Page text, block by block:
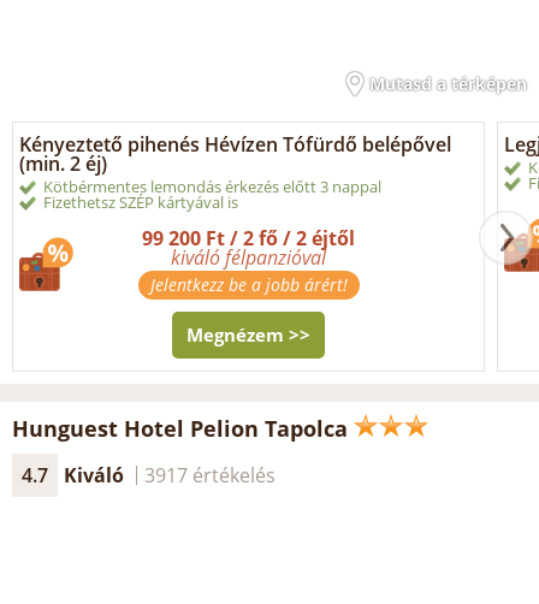
Mutasd a térképen
Kényeztető pihenés Hévízen Tófürdő belépővel
(min. 2 éj)
Kötbérmentes lemondás érkezés előtt 3 nappal
Fizethetsz SZÉP kártyával is
99 200 Ft / 2 fő / 2 éjtől
kiváló félpanzióval
Jelentkezz be a jobb árért!
Megnézem >>
Hunguest Hotel Pelion Tapolca
4.7 Kiváló 3917 értékelés